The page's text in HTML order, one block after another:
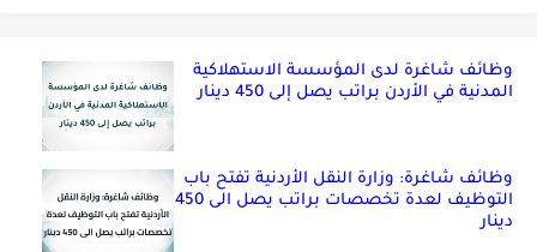
وظائف شاغرة لدى المؤسسة الاستهلاكية
المدنية في الأردن براتب يصل إلى 450 دينار
وظائف شاغرة: وزارة النقل الأردنية تفتح باب
التوظيف لعدة تخصصات براتب يصل الى 450
دينار